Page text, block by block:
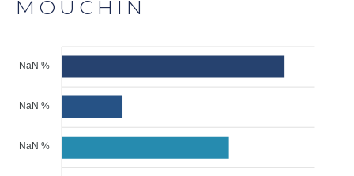
MOUCHIN
NaN %
NaN %
NaN %